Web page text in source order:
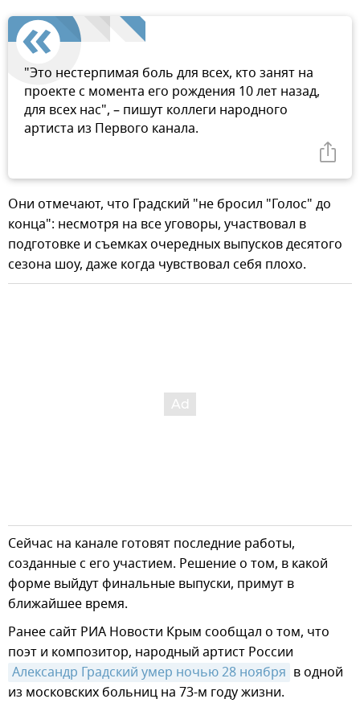
"Это нестерпимая боль для всех, кто занят на
проекте с момента его рождения 10 лет назад,
для всех нас", – пишут коллеги народного
артиста из Первого канала.
Они отмечают, что Градский "не бросил "Голос" до
конца": несмотря на все уговоры, участвовал в
подготовке и съемках очередных выпусков десятого
сезона шоу, даже когда чувствовал себя плохо.
Сейчас на канале готовят последние работы,
созданные с его участием. Решение о том, в какой
форме выйдут финальные выпуски, примут в
ближайшее время.
Ранее сайт РИА Новости Крым сообщал о том, что
поэт и композитор, народный артист России
Александр Градский умер ночью 28 ноября в одной
из московских больниц на 73-м году жизни.